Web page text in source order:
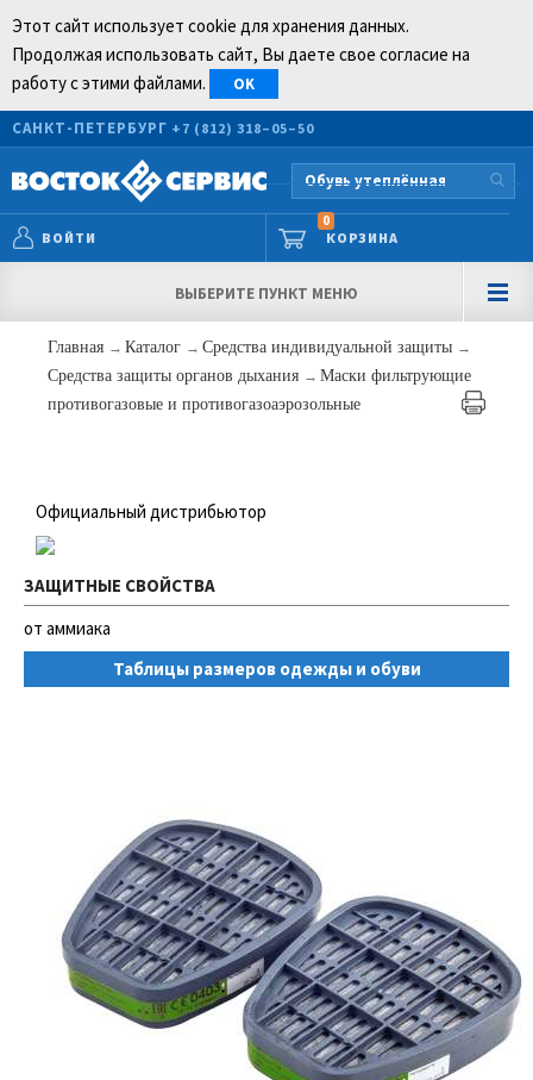
Этот сайт использует cookie для хранения данных.
Продолжая использовать сайт, Вы даете свое согласие на
работу с этими файлами.
OK
САНКТ-ПЕТЕРБУРГ +7 (812) 318–05–50
ВОЙТИ КОРЗИНА
0
ВЫБЕРИТЕ ПУНКТ МЕНЮ
Главная → Каталог → Средства индивидуальной защиты →
Средства защиты органов дыхания → Маски фильтрующие
противогазовые и противогазоаэрозольные
Официальный дистрибьютор
ЗАЩИТНЫЕ СВОЙСТВА
от аммиака
Таблицы размеров одежды и обуви